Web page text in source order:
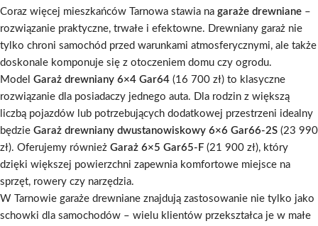
Coraz więcej mieszkańców Tarnowa stawia na garaże drewniane –
rozwiązanie praktyczne, trwałe i efektowne. Drewniany garaż nie
tylko chroni samochód przed warunkami atmosferycznymi, ale także
doskonale komponuje się z otoczeniem domu czy ogrodu.
Model Garaż drewniany 6×4 Gar64 (16 700 zł) to klasyczne
rozwiązanie dla posiadaczy jednego auta. Dla rodzin z większą
liczbą pojazdów lub potrzebujących dodatkowej przestrzeni idealny
będzie Garaż drewniany dwustanowiskowy 6×6 Gar66-2S (23 990
zł). Oferujemy również Garaż 6×5 Gar65-F (21 900 zł), który
dzięki większej powierzchni zapewnia komfortowe miejsce na
sprzęt, rowery czy narzędzia.
W Tarnowie garaże drewniane znajdują zastosowanie nie tylko jako
schowki dla samochodów – wielu klientów przekształca je w małe